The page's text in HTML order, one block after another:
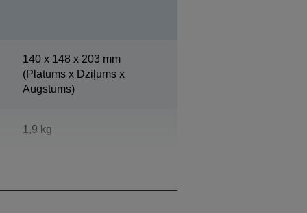
140‎ x 148 x 203 mm
(Platums x Dziļums x
Augstums)
1,9 kg